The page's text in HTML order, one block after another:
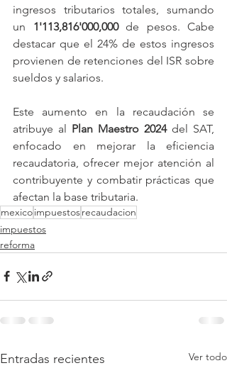
ingresos tributarios totales, sumando
un 1'113,816'000,000 de pesos. Cabe
destacar que el 24% de estos ingresos
provienen de retenciones del ISR sobre
sueldos y salarios.
Este aumento en la recaudación se
atribuye al Plan Maestro 2024 del SAT,
enfocado en mejorar la eficiencia
recaudatoria, ofrecer mejor atención al
contribuyente y combatir prácticas que
afectan la base tributaria.
mexicoimpuestosrecaudacion
impuestos
reforma
Entradas recientes Ver todo